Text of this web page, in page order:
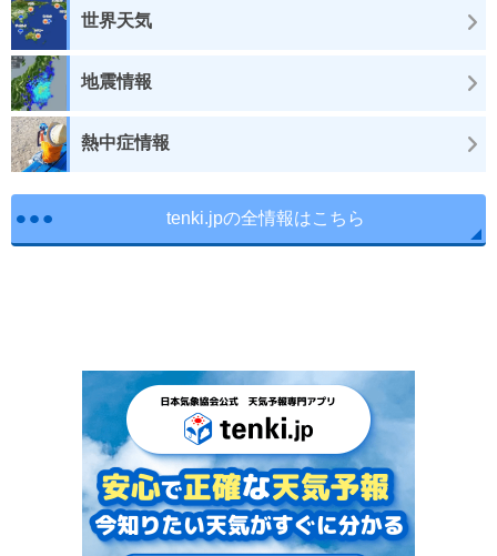
世界天気
地震情報
熱中症情報
tenki.jpの全情報はこちら